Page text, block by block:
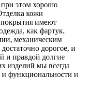
при этом хорошо
кожи
имеют
как фартук,
механическим
дорогое, и
и правдой долгие
изделий мы всегда
функциональности и